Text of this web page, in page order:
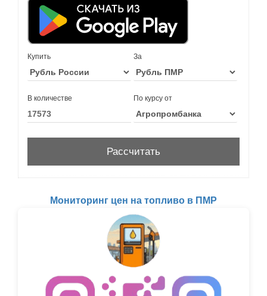
Купить За
В количестве По курсу от
Мониторинг цен на топливо в ПМР